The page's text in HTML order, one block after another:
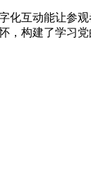
互动能让参
构建了学习党